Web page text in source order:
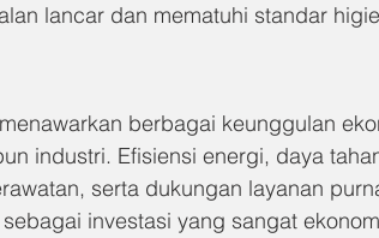
lancar dan mematuhi standar
berbagai keunggulan
industri. Efisiensi energi, daya
serta dukungan layanan
investasi yang sangat